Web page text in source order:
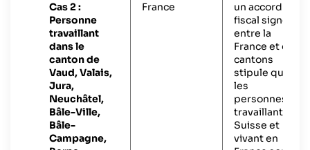
Cas 2 :
Personne
travaillant
dans le
canton de
Vaud, Valais,
Jura,
Neuchâtel,
Bâle-Ville,
Bâle-
Campagne,
France
un accord
fiscal signé
entre la
France et ces
cantons
stipule que
les
personnes
travaillant en
Suisse et
vivant en